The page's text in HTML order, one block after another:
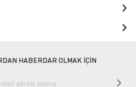
HABERDAR OLMAK İÇİN